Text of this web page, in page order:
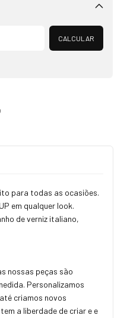
Alterar CEP
CALCULAR
para todas as ocasiões.
em qualquer look.
de verniz italiano,
nossas peças são
Personalizamos
criamos novos
a liberdade de criar e e